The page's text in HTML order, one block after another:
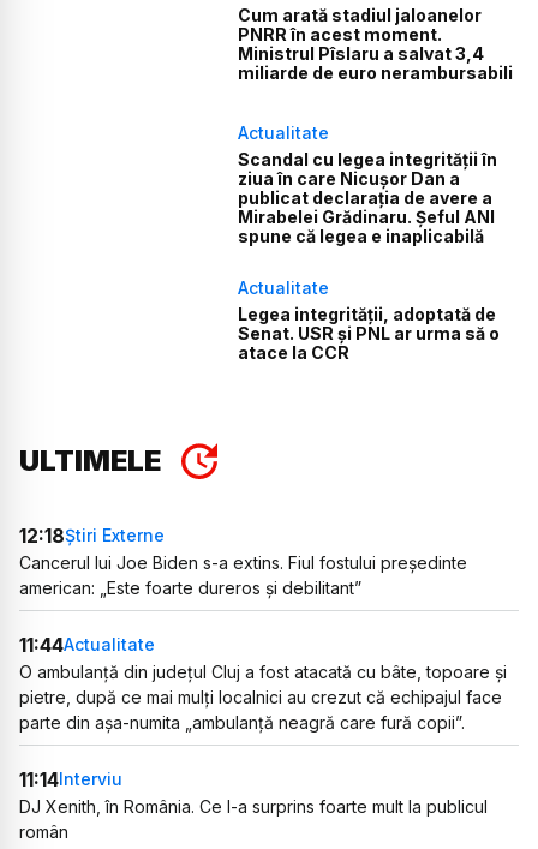
Cum arată stadiul jaloanelor
PNRR în acest moment.
Ministrul Pîslaru a salvat 3,4
miliarde de euro nerambursabili
Actualitate
Scandal cu legea integrității în
ziua în care Nicușor Dan a
publicat declarația de avere a
Mirabelei Grădinaru. Șeful ANI
spune că legea e inaplicabilă
Actualitate
Legea integrității, adoptată de
Senat. USR și PNL ar urma să o
atace la CCR
ULTIMELE
12:18Știri Externe
Cancerul lui Joe Biden s-a extins. Fiul fostului președinte
american: „Este foarte dureros și debilitant”
11:44Actualitate
O ambulanță din județul Cluj a fost atacată cu bâte, topoare și
pietre, după ce mai mulți localnici au crezut că echipajul face
parte din așa-numita „ambulanță neagră care fură copii”.
11:14Interviu
DJ Xenith, în România. Ce l-a surprins foarte mult la publicul
român